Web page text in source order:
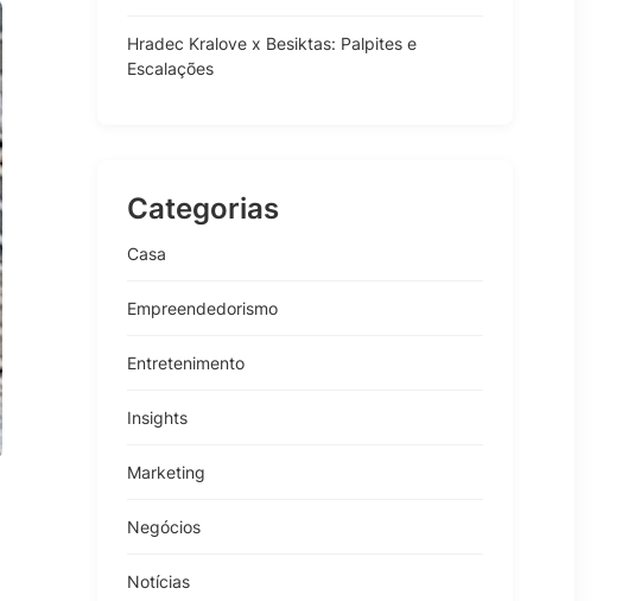
Hradec Kralove x Besiktas: Palpites e
Escalações
Categorias
Casa
Empreendedorismo
Entretenimento
Insights
Marketing
Negócios
Notícias